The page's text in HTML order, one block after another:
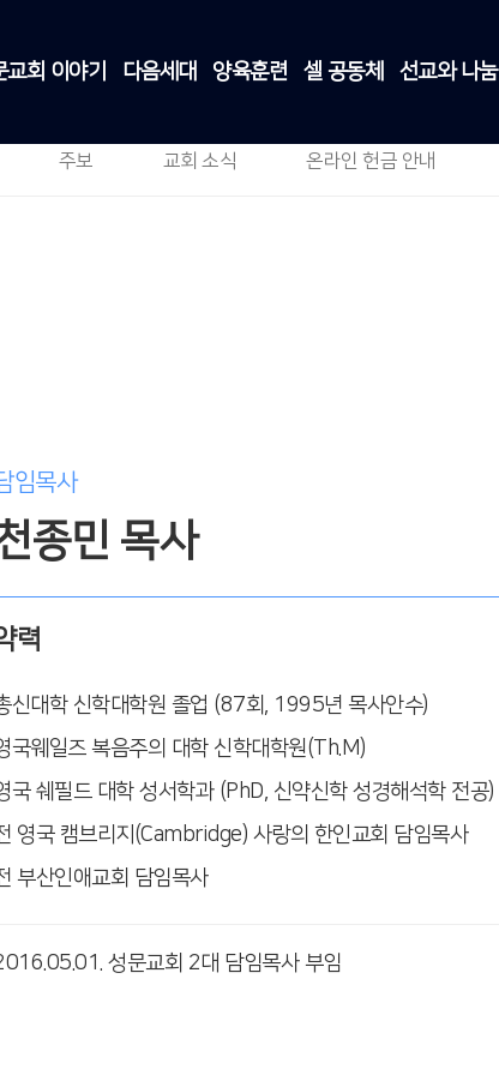
교회 이야기 다음세대 양육훈련 셀 공동체 선교와 나눔
주보 교회 소식 온라인 헌금 안내
임목사
종민 목사
력
신대학 신학대학원 졸업 (87회, 1995년 목사안수)
국웨일즈 복음주의 대학 신학대학원(Th.M)
국 쉐필드 대학 성서학과 (PhD, 신약신학 성경해석학 전공)
영국 캠브리지(Cambridge) 사랑의 한인교회 담임목사
부산인애교회 담임목사
성문교회 2대 담임목사 부임